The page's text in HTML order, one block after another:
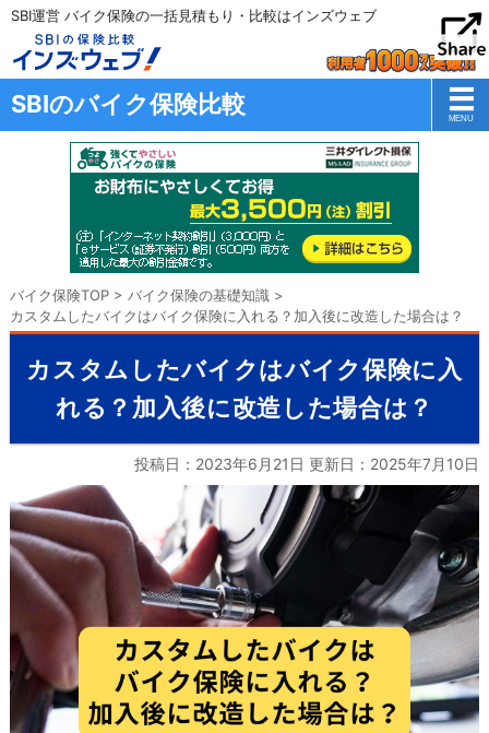
SBI運営 バイク保険の一括見積もり・比較はインズウェブ
SBIのバイク保険比較
バイク保険TOP> バイク保険の基礎知識 >
カスタムしたバイクはバイク保険に入れる？加入後に改造した場合は？
カスタムしたバイクはバイク保険に入
れる？加入後に改造した場合は？
投稿日：2023年6月21日 更新日： 2025年7月10日